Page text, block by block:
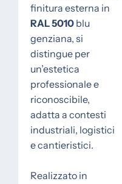
finitura esterna in
RAL 5010 blu
genziana, si
distingue per
un’estetica
professionale e
riconoscibile,
adatta a contesti
industriali, logistici
e cantieristici.
Realizzato in